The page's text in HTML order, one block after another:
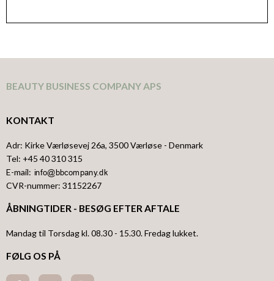
BEAUTY BUSINESS COMPANY APS
KONTAKT
Adr: Kirke Værløsevej 26a, 3500Værløse - Denmark
Tel: +45 40 310 315
E-mail:
CVR-nummer: 31152267
ÅBNINGTIDER - BESØG EFTER AFTALE
Mandag til Torsdag kl. 08.30 - 15.30. Fredag lukket.
FØLG OS PÅ